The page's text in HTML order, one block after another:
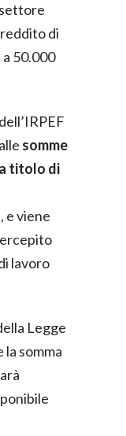
di
50.000
somme
titolo di
e viene
lavoro
Legge
la somma